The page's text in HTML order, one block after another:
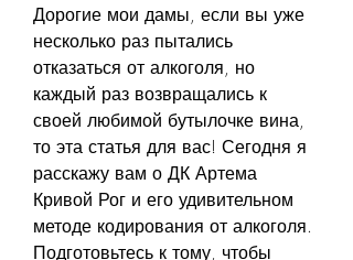
Дорогие мои дамы, если вы уже
несколько раз пытались
отказаться от алкоголя, но
каждый раз возвращались к
своей любимой бутылочке вина,
то эта статья для вас! Сегодня я
расскажу вам о ДК Артема
Кривой Рог и его удивительном
методе кодирования от алкоголя.
Подготовьтесь к тому, чтобы